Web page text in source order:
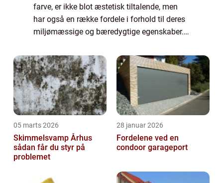
farve, er ikke blot æstetisk tiltalende, men
har også en række fordele i forhold til deres
miljømæssige og bæredygtige egenskaber.
miljøbevidste forbrugere og dem, de...
05 marts 2026
Skimmelsvamp Århus
sådan får du styr på
problemet
28 januar 2026
Fordelene ved en
condoor garageport